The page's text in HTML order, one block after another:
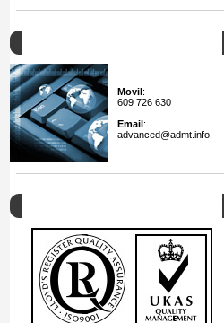
Movil:
609 726 630
Email:
advanced@admt.info